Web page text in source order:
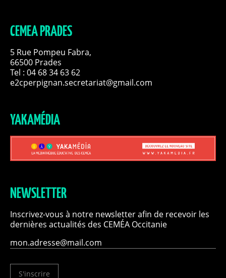
CEMEA PRADES
5 Rue Pompeu Fabra,
66500 Prades
Tel : 04 68 34 63 62
e2cperpignan.secretariat@gmail.com
YAKAMÉDIA
NEWSLETTER
Inscrivez-vous à notre newsletter afin de recevoir les
dernières actualités des CEMÉA Occitanie
S'inscrire